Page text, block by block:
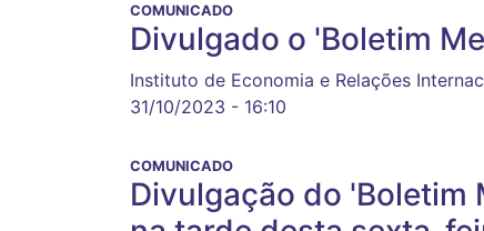
COMUNICADO
Divulgado o 'Boletim
Instituto de Economia e Relações
31/10/2023 - 16:10
COMUNICADO
Divulgação do